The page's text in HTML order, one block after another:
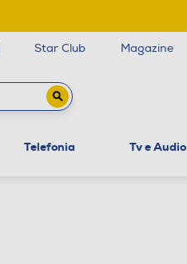
Star Club Magazine
Telefonia Tv e Audio